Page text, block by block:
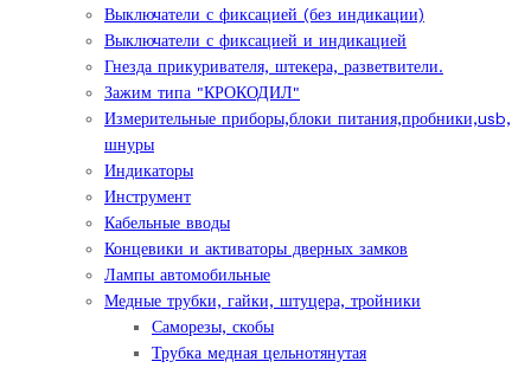
Выключатели с фиксацией (без индикации)
Выключатели с фиксацией и индикацией
Гнезда прикуривателя, штекера, разветвители.
Зажим типа "КРОКОДИЛ"
Измерительные приборы,блоки питания,пробники,usb,
шнуры
Индикаторы
Инструмент
Кабельные вводы
Концевики и активаторы дверных замков
Лампы автомобильные
Медные трубки, гайки, штуцера, тройники
Саморезы, скобы
Трубка медная цельнотянутая